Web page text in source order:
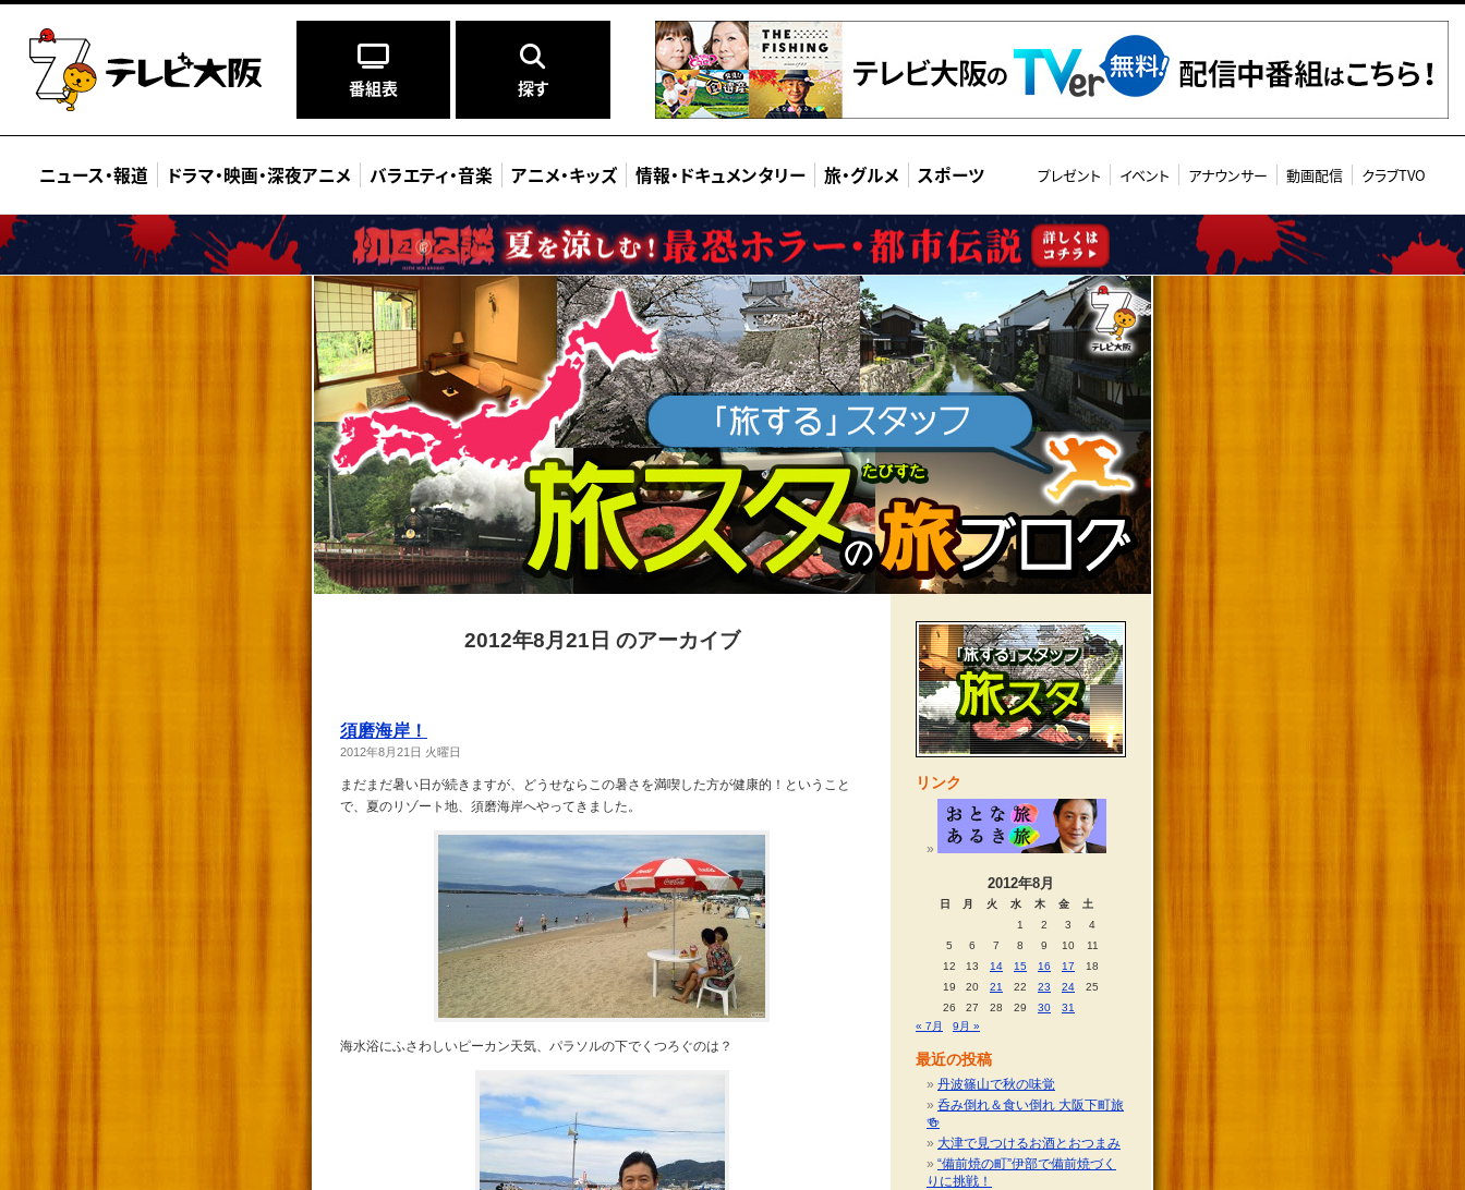
番組表 探す
ニュース・報道 ドラマ・映画・深夜アニメ バラエティ・音楽 アニメ・キッズ 情報・ ドキュメンタリー 旅・グルメ スポーツ プレゼント イベント アナウンサー 動画配信 クラブTVO
2012年8月21日 のアーカイブ
須磨海岸！
2012年8月21日 火曜日
まだまだ暑い日が続きますが、どうせならこの暑さを満喫した方が健康的！ということ
で、夏のリゾート地、須磨海岸へやってきました。
海水浴にふさわしいピーカン天気、パラソルの下でくつろぐのは？
リンク
2012年8月
日 月 火 水 木 金
土
1
2 3
4
5
6 7 8 9 10
11
12
13 14 15 16 17
18
19
20 21 22 23 24
25
26
27 28 29 30
31
« 7月
9月 »
最近の投稿
丹波篠山で秋の味覚
呑み倒れ＆食い倒れ 大阪下町旅
🍻
大津で見つけるお酒とおつまみ
“備前焼の町”伊部で備前焼づく
りに挑戦！